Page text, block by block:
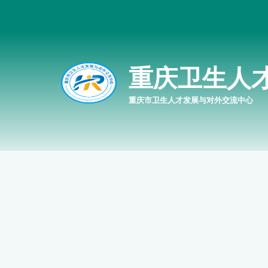
重庆卫生人
重庆市卫生人才发展与对外交流中心